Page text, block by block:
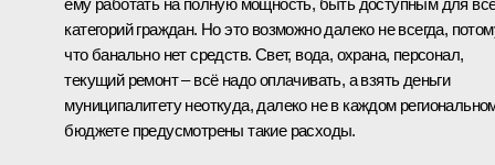
категорий граждан. Но это возможно далеко не всегда,
что банально нет средств. Свет, вода, охрана, персонал,
текущий ремонт – всё надо оплачивать, а взять деньги
муниципалитету неоткуда, далеко не в каждом
бюджете предусмотрены такие расходы.